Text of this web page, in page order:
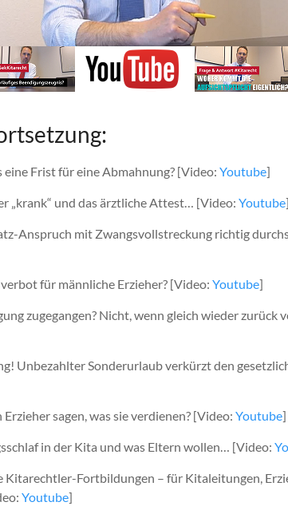
Frist für eine Abmahnung? [Video: Youtube]
„krank“ und das ärztliche Attest… [Video: Youtube]
Anspruch mit Zwangsvollstreckung richtig
für männliche Erzieher? [Video: Youtube]
zugegangen? Nicht, wenn gleich wieder zurück
Unbezahlter Sonderurlaub verkürzt den
sagen, was sie verdienen? [Video: Youtube]
in der Kita und was Eltern wollen… [Video:
Kitarechtler-Fortbildungen – für Kitaleitungen,
Youtube]